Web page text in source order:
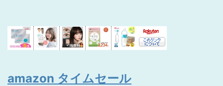
amazon タイムセール